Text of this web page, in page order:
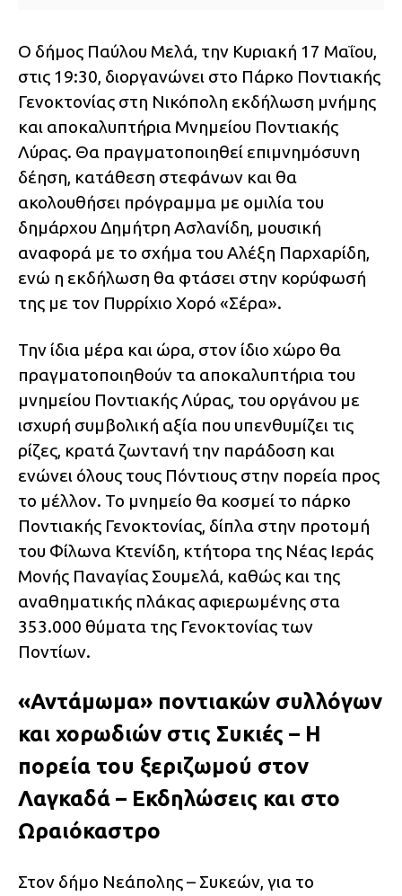
Ο δήμος Παύλου Μελά, την Κυριακή 17 Μαΐου,
στις 19:30, διοργανώνει στο Πάρκο Ποντιακής
Γενοκτονίας στη Νικόπολη εκδήλωση μνήμης
και αποκαλυπτήρια Μνημείου Ποντιακής
Λύρας. Θα πραγματοποιηθεί επιμνημόσυνη
δέηση, κατάθεση στεφάνων και θα
ακολουθήσει πρόγραμμα με ομιλία του
δημάρχου Δημήτρη Ασλανίδη, μουσική
αναφορά με το σχήμα του Αλέξη Παρχαρίδη,
ενώ η εκδήλωση θα φτάσει στην κορύφωσή
της με τον Πυρρίχιο Χορό «Σέρα».
Την ίδια μέρα και ώρα, στον ίδιο χώρο θα
πραγματοποιηθούν τα αποκαλυπτήρια του
μνημείου Ποντιακής Λύρας, του οργάνου με
ισχυρή συμβολική αξία που υπενθυμίζει τις
ρίζες, κρατά ζωντανή την παράδοση και
ενώνει όλους τους Πόντιους στην πορεία προς
το μέλλον. Το μνημείο θα κοσμεί το πάρκο
Ποντιακής Γενοκτονίας, δίπλα στην προτομή
του Φίλωνα Κτενίδη, κτήτορα της Νέας Ιεράς
Μονής Παναγίας Σουμελά, καθώς και της
αναθηματικής πλάκας αφιερωμένης στα
353.000 θύματα της Γενοκτονίας των
Ποντίων.
«Αντάμωμα» ποντιακών συλλόγων
και χορωδιών στις Συκιές – Η
πορεία του ξεριζωμού στον
Λαγκαδά – Εκδηλώσεις και στο
Ωραιόκαστρο
Στον δήμο Νεάπολης – Συκεών, για το